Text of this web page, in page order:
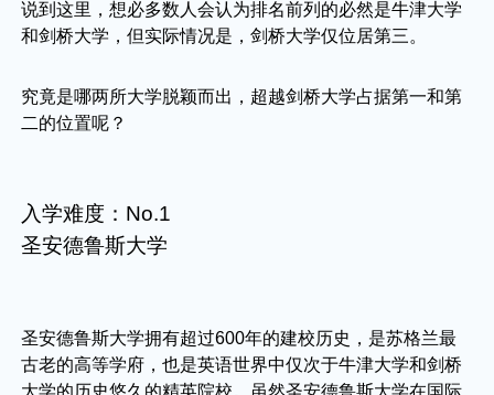
说到这里，想必多数人会认为排名前列的必然是牛津大学
和剑桥大学，但实际情况是，剑桥大学仅位居第三。
究竟是哪两所大学脱颖而出，超越剑桥大学占据第一和第
二的位置呢？
入学难度：No.1
圣安德鲁斯大学
圣安德鲁斯大学拥有超过600年的建校历史，是苏格兰最
古老的高等学府，也是英语世界中仅次于牛津大学和剑桥
大学的历史悠久的精英院校。虽然圣安德鲁斯大学在国际